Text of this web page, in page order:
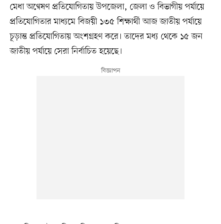
মেধা অণ্বেষণ প্রতিযোগিতায় উপজেলা, জেলা ও বিভাগীয় পর্যায়ে
প্রতিযোগিতার মাধ্যমে বিজয়ী ১৩৫ শিক্ষার্থী আজ জাতীয় পর্যায়ে
চূড়ান্ত প্রতিযোগিতায় অংশগ্রহণ করে। তাদের মধ্য থেকে ১৫ জন
জাতীয় পর্যায়ে সেরা নির্বাচিত হয়েছে।